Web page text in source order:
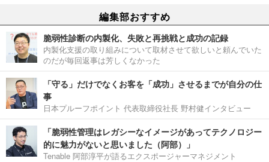
編集部おすすめ
脆弱性診断の内製化、失敗と再挑戦と成功の記録
内製化支援の取り組みについて取材させて欲しいと頼んでいた
のだが毎回返事は芳しくなかった
「守る」だけでなくお客を「成功」させるまでが自分の仕
事
日本プルーフポイント 代表取締役社長 野村健インタビュー
「脆弱性管理はレガシーなイメージがあってテクノロジー
的に魅力がないと思いました（阿部）」
Tenable 阿部淳平が語るエクスポージャーマネジメント